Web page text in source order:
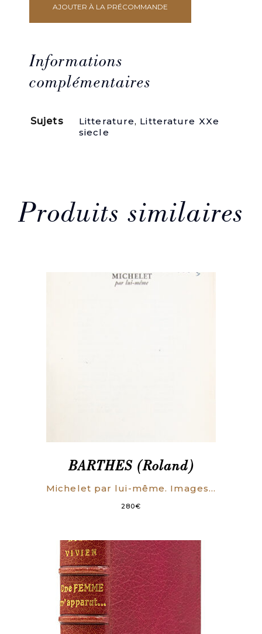
quantité
de
der
den
Präsidenten
kannte
und
AJOUTER À LA PRÉCOMMANDE
Informations
complémentaires
Sujets Litterature, Litterature XXe
siecle
Produits similaires
BARTHES (Roland)
Michelet par lui-même. Images et textes présentés par Roland Barthes. (ENVOI AUTOGRAPHE SIGNE)
280€